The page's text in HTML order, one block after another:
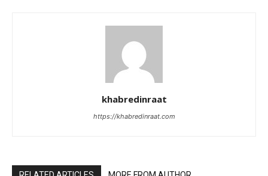
khabredinraat
https://khabredinraat.com